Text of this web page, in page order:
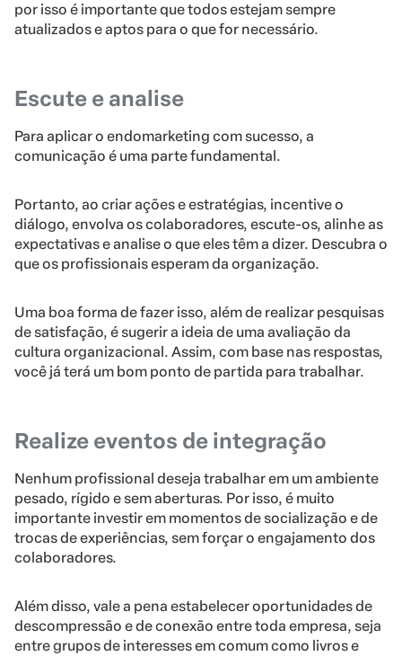
por isso é importante que todos estejam sempre
atualizados e aptos para o que for necessário.
Escute e analise
Para aplicar o endomarketing com sucesso, a
comunicação é uma parte fundamental.
Portanto, ao criar ações e estratégias, incentive o
diálogo, envolva os colaboradores, escute-os, alinhe as
expectativas e analise o que eles têm a dizer. Descubra o
que os profissionais esperam da organização.
Uma boa forma de fazer isso, além de realizar pesquisas
de satisfação, é sugerir a ideia de uma avaliação da
cultura organizacional. Assim, com base nas respostas,
você já terá um bom ponto de partida para trabalhar.
Realize eventos de integração
Nenhum profissional deseja trabalhar em um ambiente
pesado, rígido e sem aberturas. Por isso, é muito
importante investir em momentos de socialização e de
trocas de experiências, sem forçar o engajamento dos
colaboradores.
Além disso, vale a pena estabelecer oportunidades de
descompressão e de conexão entre toda empresa, seja
entre grupos de interesses em comum como livros e